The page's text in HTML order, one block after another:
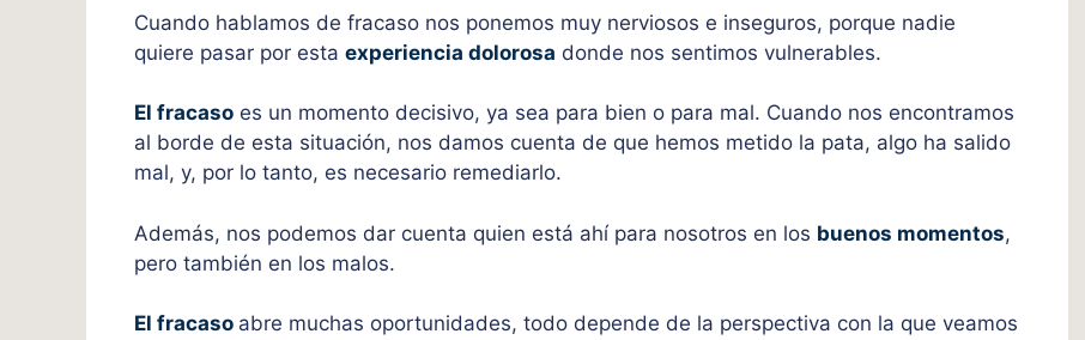
Cuando hablamos de fracaso nos ponemos muy nerviosos e inseguros, porque nadie
quiere pasar por esta experiencia dolorosa donde nos sentimos vulnerables.
El fracaso es un momento decisivo, ya sea para bien o para mal. Cuando nos encontramos
al borde de esta situación, nos damos cuenta de que hemos metido la pata, algo ha salido
mal, y, por lo tanto, es necesario remediarlo.
Además, nos podemos dar cuenta quien está ahí para nosotros en los buenos momentos,
pero también en los malos.
El fracaso abre muchas oportunidades, todo depende de la perspectiva con la que veamos